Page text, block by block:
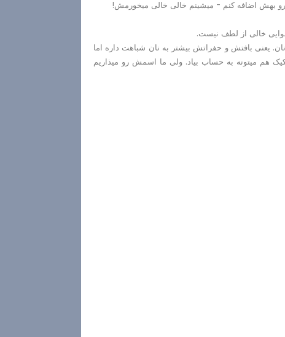
رو بهش اضافه کنم - میشینم خالی خالی میخورمش!
خالی از لطف نیست.
یعنی بافتش و حفراتش بیشتر به نان شباهت داره اما
هم میتونه به حساب بیاد. ولی ما اسمش رو میذاریم